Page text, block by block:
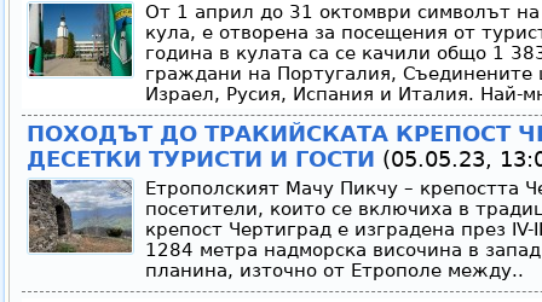
От 1 април до 31 октомври символът на
кула, е отворена за посещения от
година в кулата са се качили общо 1
граждани на Португалия,
Израел, Русия, Испания и Италия. Най-
ПОХОДЪТ ДО ТРАКИЙСКАТА КРЕПОСТ
ДЕСЕТКИ ТУРИСТИ И ГОСТИ (05.05.23,
Етрополският Мачу Пикчу – крепостта
посетители, които се включиха в
крепост Чертиград е изградена през
1284 метра надморска височина в
планина, източно от Етрополе между..